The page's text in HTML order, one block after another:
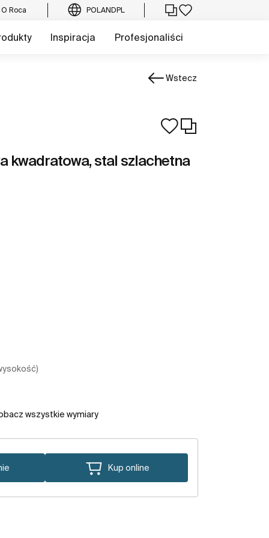
O Roca POLANDPL
Inspiracja Profesjonaliści
Wstecz
kwadratowa, stal szlachetna
wszystkie wymiary
Kup online